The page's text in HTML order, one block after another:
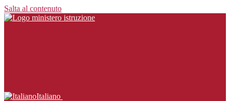
Salta al contenuto
Italiano